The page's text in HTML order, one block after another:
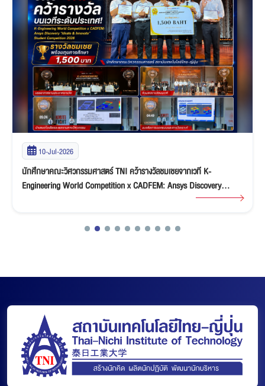
10-Jul-2026
นักศึกษาคณะวิศวกรรมศาสตร์ TNI คว้ารางวัลชมเชยจากเวที K-
Engineering World Competition x CADFEM: Ansys Discovery